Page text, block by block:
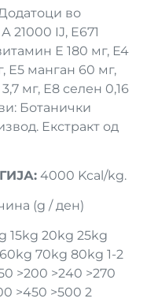
во
21000 IJ, E671
Е 180 мг, Е4
Е5 манган 60 мг,
мг, Е8 селен 0,16
Ботанички
Екстракт од
4000 Kcal/kg.
(g / ден)
15kg 20kg 25kg
70kg 80kg 1-2
>200 >240 >270
>450 >500 2